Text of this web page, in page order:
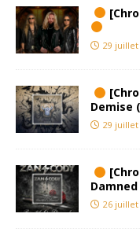
29 juillet
Demise
29 juillet
26 juillet